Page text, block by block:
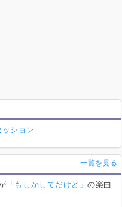
ション
一覧を見る
「もしかしてだけど」の楽曲